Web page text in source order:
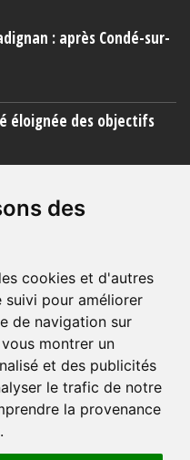
des
cookies et d'autres
suivi pour améliorer
de navigation sur
montrer un
et des publicités
le trafic de notre
la provenance
: après Condé-sur-
éloignée des objectifs
totale »